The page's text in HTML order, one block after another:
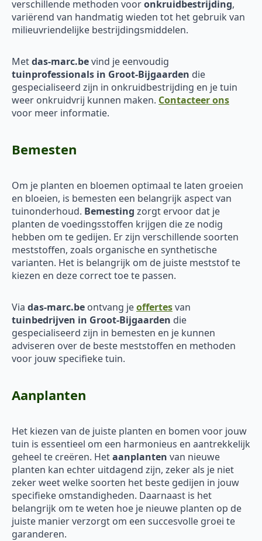
verschillende methoden vooronkruidbestrijding,
variërend van handmatig wieden tot het gebruik van
milieuvriendelijke bestrijdingsmiddelen.
Metdas-marc.bevind je eenvoudig
tuinprofessionals in Groot-Bijgaarden die
gespecialiseerd zijn in onkruidbestrijding en je tuin
weer onkruidvrij kunnen maken. Contacteer ons
voor meer informatie.
Bemesten
Om je planten en bloemen optimaal te laten groeien
en bloeien, is bemesten een belangrijk aspect van
tuinonderhoud. Bemesting zorgt ervoor dat je
planten de voedingsstoffen krijgen die ze nodig
hebben om te gedijen. Er zijn verschillende soorten
meststoffen, zoals organische en synthetische
varianten. Het is belangrijk om de juiste meststof te
kiezen en deze correct toe te passen.
Via das-marc.be ontvang jeoffertesvan
tuinbedrijven in Groot-Bijgaarden die
gespecialiseerd zijn in bemesten en je kunnen
adviseren over de beste meststoffen en methoden
voor jouw specifieke tuin.
Aanplanten
Het kiezen van de juiste planten en bomen voor jouw
tuin is essentieel om een harmonieus en aantrekkelijk
geheel te creëren. Hetaanplanten van nieuwe
planten kan echter uitdagend zijn, zeker als je niet
zeker weet welke soorten het beste gedijen in jouw
specifieke omstandigheden. Daarnaast is het
belangrijk om te weten hoe je nieuwe planten op de
juiste manier verzorgt om een succesvolle groei te
garanderen.